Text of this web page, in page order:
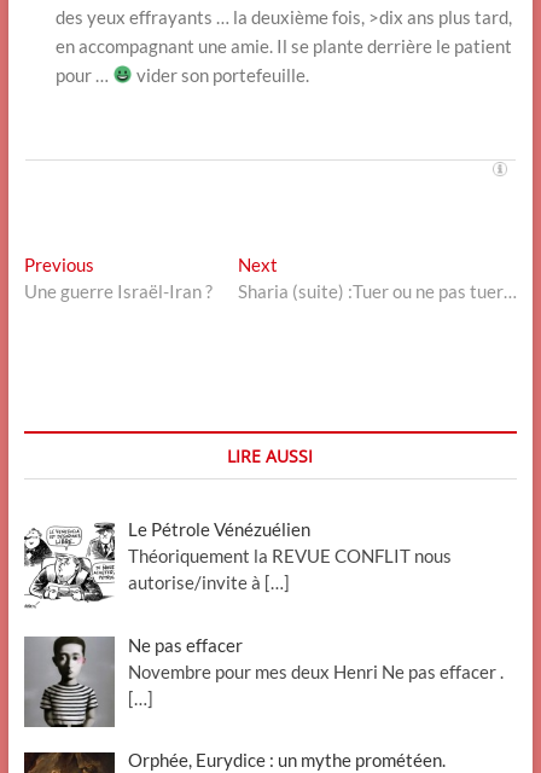
des yeux effrayants … la deuxième fois, >dix ans plus tard,
en accompagnant une amie. Il se plante derrière le patient
pour …
vider son portefeuille.
Navigation
de
PreviousPrevious
post:
Une guerre Israël-Iran ?
Next
post:
Sharia (suite) :Tuer ou ne pas tuer…
LIRE AUSSI
Le Pétrole Vénézuélien
Théoriquement la REVUE CONFLIT nous
autorise/invite à […]
Ne pas effacer
Novembre pour mes deux Henri Ne pas effacer .
[…]
Orphée, Eurydice : un mythe prométéen.